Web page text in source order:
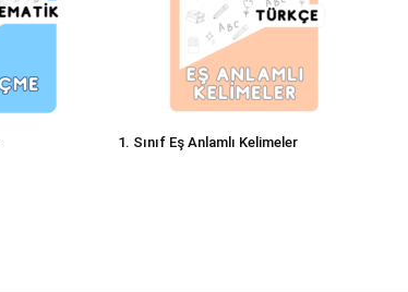
1. Sınıf Eş Anlamlı Kelimeler